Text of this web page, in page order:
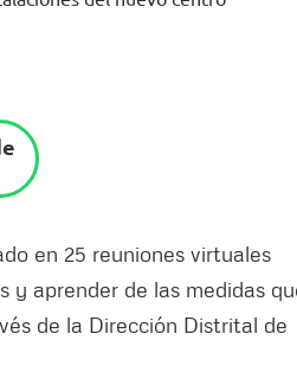
en 25 reuniones virtuales
y aprender de las medidas
de la Dirección Distrital de